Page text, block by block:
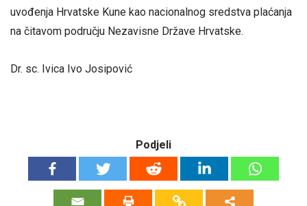
uvođenja Hrvatske Kune kao nacionalnog sredstva plaćanja
na čitavom području Nezavisne Države Hrvatske.
Dr. sc. Ivica Ivo Josipović
Podjeli